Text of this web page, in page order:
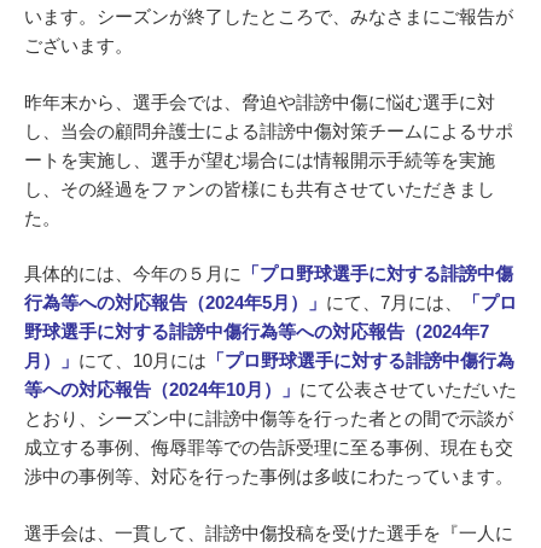
います。シーズンが終了したところで、みなさまにご報告が
ございます。
昨年末から、選手会では、脅迫や誹謗中傷に悩む選手に対
し、当会の顧問弁護士による誹謗中傷対策チームによるサポ
ートを実施し、選手が望む場合には情報開示手続等を実施
し、その経過をファンの皆様にも共有させていただきまし
た。
具体的には、今年の５月に 「プロ野球選手に対する誹謗中傷
行為等への対応報告（2024年5月）
」 にて、7月には、 「プロ
野球選手に対する誹謗中傷行為等への対応報告（2024年7
月）
」 にて、10月には 「プロ野球選手に対する誹謗中傷行為
等への対応報告（2024年10月）
」 にて公表させていただいた
とおり、シーズン中に誹謗中傷等を行った者との間で示談が
成立する事例、侮辱罪等での告訴受理に至る事例、現在も交
渉中の事例等、対応を行った事例は多岐にわたっています。
選手会は、一貫して、誹謗中傷投稿を受けた選手を『一人に